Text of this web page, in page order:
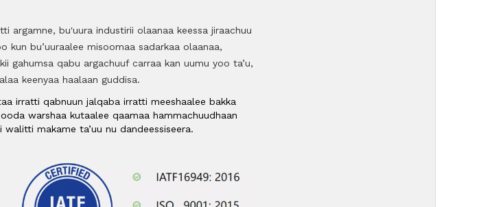
argamne, bu'uura industirii olaanaa keessa jiraachuu
kun bu’uuraalee misoomaa sadarkaa olaanaa,
gahumsa qabu argachuuf carraa kan uumu yoo ta’u,
keenyaa haalaan guddisa.
irratti qabnuun jalqaba irratti meeshaalee bakka
warshaa kutaalee qaamaa hammachuudhaan
makame ta’uu nu dandeessiseera.